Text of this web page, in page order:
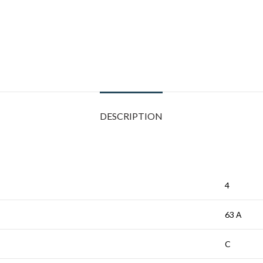
DESCRIPTION
4
63 А
C